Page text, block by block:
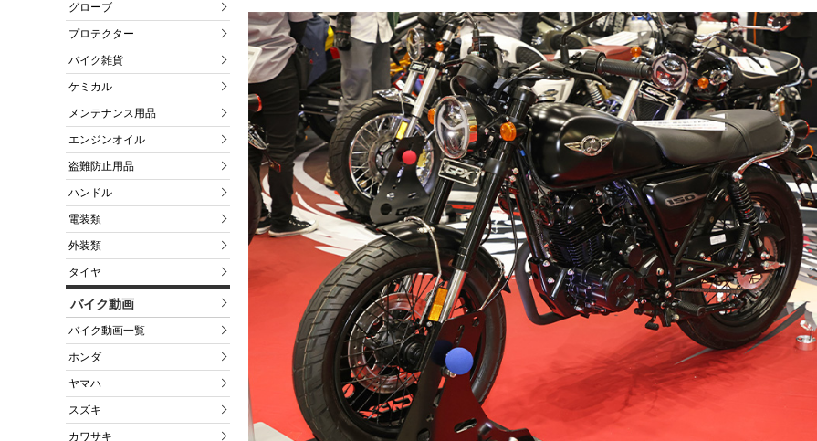
グローブ
プロテクター
バイク雑貨
ケミカル
メンテナンス用品
エンジンオイル
盗難防止用品
ハンドル
電装類
外装類
タイヤ
バイク動画
バイク動画一覧
ホンダ
ヤマハ
スズキ
カワサキ